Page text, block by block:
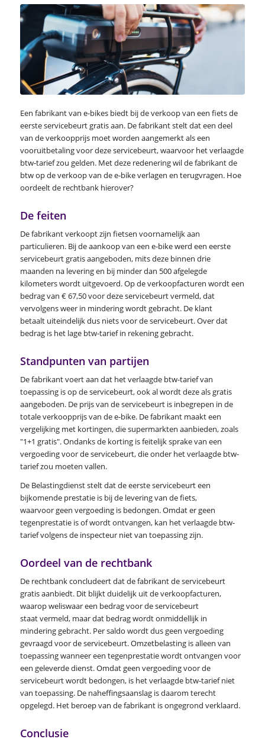
Een fabrikant van e-bikes biedt bij de verkoop van een fiets de
eerste servicebeurt gratis aan. De fabrikant stelt dat een deel
van de verkoopprijs moet worden aangemerkt als een
vooruitbetaling voor deze servicebeurt, waarvoor het verlaagde
btw-tarief zou gelden. Met deze redenering wil de fabrikant de
btw op de verkoop van de e-bike verlagen en terugvragen. Hoe
oordeelt de rechtbank hierover?
De feiten
De fabrikant verkoopt zijn fietsen voornamelijk aan
particulieren. Bij de aankoop van een e-bike werd een eerste
servicebeurt gratis aangeboden, mits deze binnen drie
maanden na levering en bij minder dan 500 afgelegde
kilometers wordt uitgevoerd. Op de verkoopfacturen wordt een
bedrag van € 67,50 voor deze servicebeurt vermeld, dat
vervolgens weer in mindering wordt gebracht. De klant
betaalt uiteindelijk dus niets voor de servicebeurt. Over dat
bedrag is het lage btw-tarief in rekening gebracht.
Standpunten van partijen
De fabrikant voert aan dat het verlaagde btw-tarief van
toepassing is op de servicebeurt, ook al wordt deze als gratis
aangeboden. De prijs van de servicebeurt is inbegrepen in de
totale verkoopprijs van de e-bike. De fabrikant maakt een
vergelijking met kortingen, die supermarkten aanbieden, zoals
"1+1 gratis". Ondanks de korting is feitelijk sprake van een
vergoeding voor de servicebeurt, die onder het verlaagde btw-
tarief zou moeten vallen.
De Belastingdienst stelt dat de eerste servicebeurt een
bijkomende prestatie is bij de levering van de fiets,
waarvoor geen vergoeding is bedongen. Omdat er geen
tegenprestatie is of wordt ontvangen, kan het verlaagde btw-
tarief volgens de inspecteur niet van toepassing zijn.
Oordeel van de rechtbank
De rechtbank concludeert dat de fabrikant de servicebeurt
gratis aanbiedt. Dit blijkt duidelijk uit de verkoopfacturen,
waarop weliswaar een bedrag voor de servicebeurt
staat vermeld, maar dat bedrag wordt onmiddellijk in
mindering gebracht. Per saldo wordt dus geen vergoeding
gevraagd voor de servicebeurt. Omzetbelasting is alleen van
toepassing wanneer een tegenprestatie wordt ontvangen voor
een geleverde dienst. Omdat geen vergoeding voor de
servicebeurt wordt bedongen, is het verlaagde btw-tarief niet
van toepassing. De naheffingsaanslag is daarom terecht
opgelegd. Het beroep van de fabrikant is ongegrond verklaard.
Conclusie